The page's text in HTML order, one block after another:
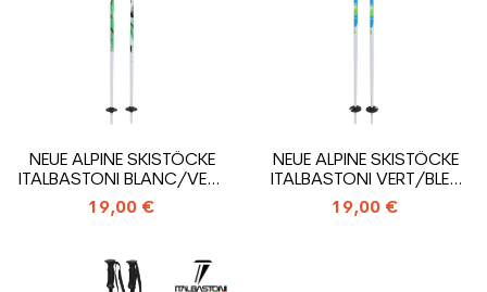
NEUE ALPINE SKISTÖCKE
ITALBASTONI BLANC/VERT
PAAR
19,00 €
NEUE ALPINE SKISTÖCKE
ITALBASTONI VERT/BLEU
PAAR
19,00 €